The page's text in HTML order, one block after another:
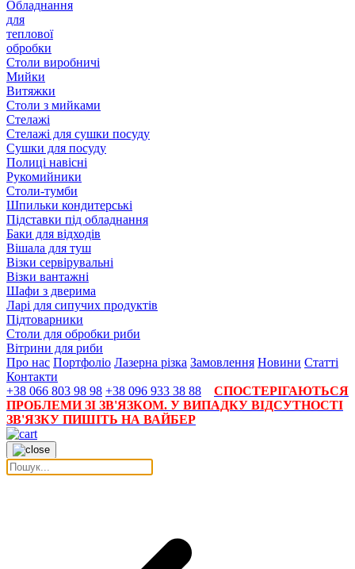
Обладнання
для
теплової
обробки
Столи виробничі
Мийки
Витяжки
Столи з мийками
Стелажі
Стелажі для сушки посуду
Сушки для посуду
Полиці навісні
Рукомийники
Столи-тумби
Шпильки кондитерські
Підставки під обладнання
Баки для відходів
Вішала для туш
Візки сервірувальні
Візки вантажні
Шафи з дверима
Ларі для сипучих продуктів
Підтоварники
Столи для обробки риби
Вітрини для риби
Про нас Портфоліо Лазерна різка Замовлення Новини Статті
Контакти
+38 066 803 98 98 +38 096 933 38 88
СПОСТЕРІГАЮТЬСЯ
ПРОБЛЕМИ ЗІ ЗВ'ЯЗКОМ. У ВИПАДКУ ВІДСУТНОСТІ
ЗВ'ЯЗКУ ПИШІТЬ НА ВАЙБЕР